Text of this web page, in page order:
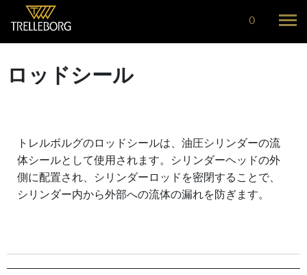
0
ロッドシール
トレルボルグのロッドシールは、油圧シリンダーの流
体シールとして使用されます。シリンダーヘッドの外
側に配置され、シリンダーロッドを密閉することで、
シリンダー内から外部への流体の漏れを防ぎます。